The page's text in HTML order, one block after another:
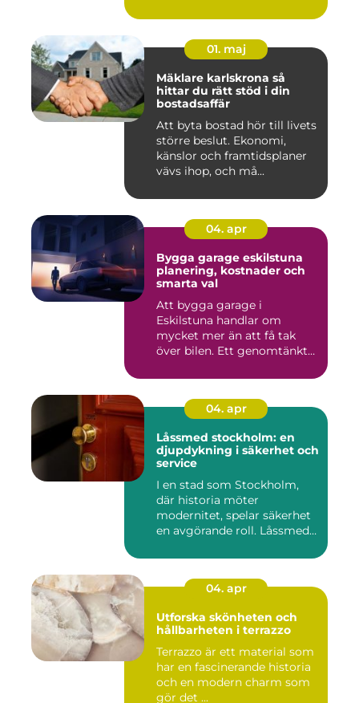
01. maj
Mäklare karlskrona så
hittar du rätt stöd i din
bostadsaffär
Att byta bostad hör till livets
större beslut. Ekonomi,
känslor och framtidsplaner
vävs ihop, och må...
04. apr
Bygga garage eskilstuna
planering, kostnader och
smarta val
Att bygga garage i
Eskilstuna handlar om
mycket mer än att få tak
över bilen. Ett genomtänkt
04. apr
Låssmed stockholm: en
djupdykning i säkerhet och
service
I en stad som Stockholm,
där historia möter
modernitet, spelar säkerhet
en avgörande roll. Låssmed
04. apr
Utforska skönheten och
hållbarheten i terrazzo
Terrazzo är ett material som
har en fascinerande historia
och en modern charm som
gör det ...